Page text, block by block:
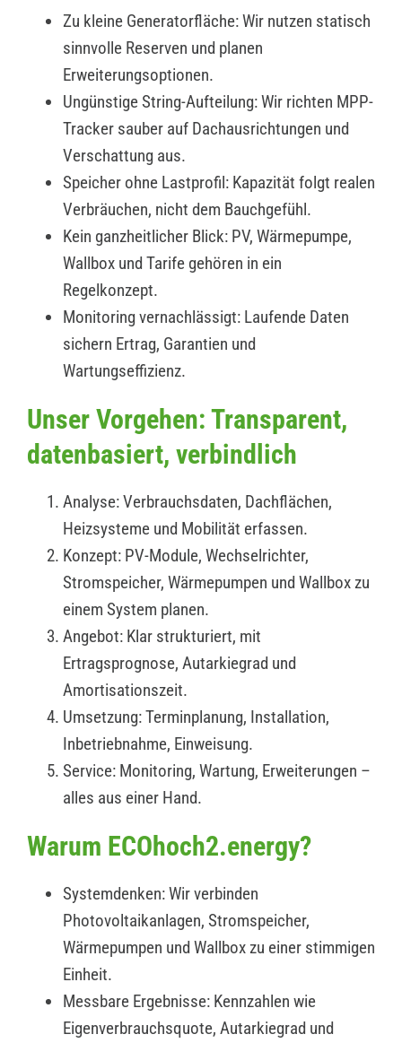
Zu kleine Generatorfläche: Wir nutzen statisch
sinnvolle Reserven und planen
Erweiterungsoptionen.
Ungünstige String-Aufteilung: Wir richten MPP-
Tracker sauber auf Dachausrichtungen und
Verschattung aus.
Speicher ohne Lastprofil: Kapazität folgt realen
Verbräuchen, nicht dem Bauchgefühl.
Kein ganzheitlicher Blick: PV, Wärmepumpe,
Wallbox und Tarife gehören in ein
Regelkonzept.
Monitoring vernachlässigt: Laufende Daten
sichern Ertrag, Garantien und
Wartungseffizienz.
Unser Vorgehen: Transparent,
datenbasiert, verbindlich
Analyse: Verbrauchsdaten, Dachflächen,
Heizsysteme und Mobilität erfassen.
Konzept: PV-Module, Wechselrichter,
Stromspeicher, Wärmepumpen und Wallbox zu
einem System planen.
Angebot: Klar strukturiert, mit
Ertragsprognose, Autarkiegrad und
Amortisationszeit.
Umsetzung: Terminplanung, Installation,
Inbetriebnahme, Einweisung.
Service: Monitoring, Wartung, Erweiterungen –
alles aus einer Hand.
Warum ECOhoch2.energy?
Systemdenken: Wir verbinden
Photovoltaikanlagen, Stromspeicher,
Wärmepumpen und Wallbox zu einer stimmigen
Einheit.
Messbare Ergebnisse: Kennzahlen wie
Eigenverbrauchsquote, Autarkiegrad und